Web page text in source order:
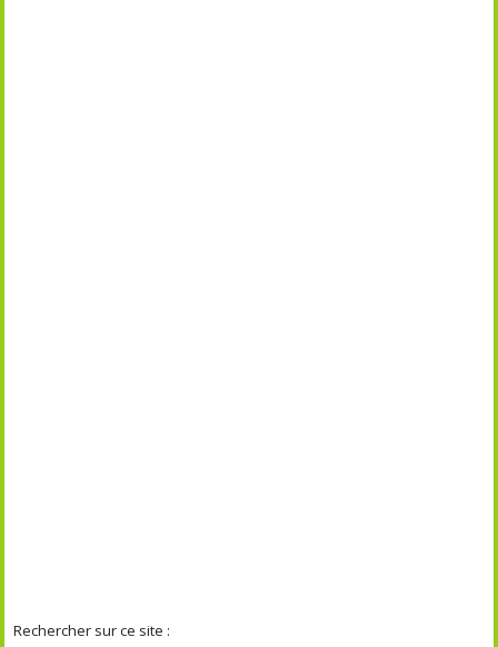
Rechercher sur ce site :